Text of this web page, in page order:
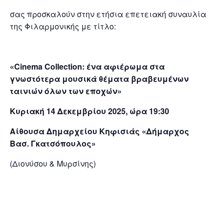
σας προσκαλούν στην ετήσια επετειακή συναυλία
της Φιλαρμονικής με τίτλο:
«CinemaCollection: ένα αφιέρωμα στα
γνωστότερα μουσικά θέματα βραβευμένων
ταινιών όλων των εποχών»
Κυριακή 14 Δεκεμβρίου 2025, ώρα 19:30
Αίθουσα Δημαρχείου Κηφισιάς «Δήμαρχος
Βασ. Γκατσόπουλος»
(Διονύσου & Μυρσίνης)